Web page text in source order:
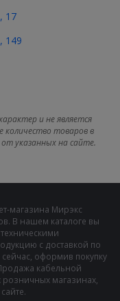
17
149
и не является
количество товаров в
указанных на сайте.
магазина Мирэкс
В нашем каталоге вы
с доставкой по
оформив покупку
кабельной
розничных магазинах,